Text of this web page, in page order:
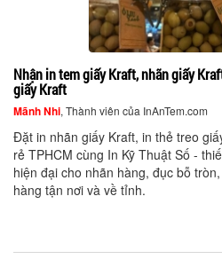
Nhận in tem giấy Kraft, nhãn giấy
giấy Kraft
Mãnh Nhi, Thành viên của InAnTem.com
Đặt in nhãn giấy Kraft, in thẻ treo
rẻ TPHCM cùng In Kỹ Thuật Số -
hiện đại cho nhãn hàng, đục bỗ
hàng tận nơi và về tỉnh.